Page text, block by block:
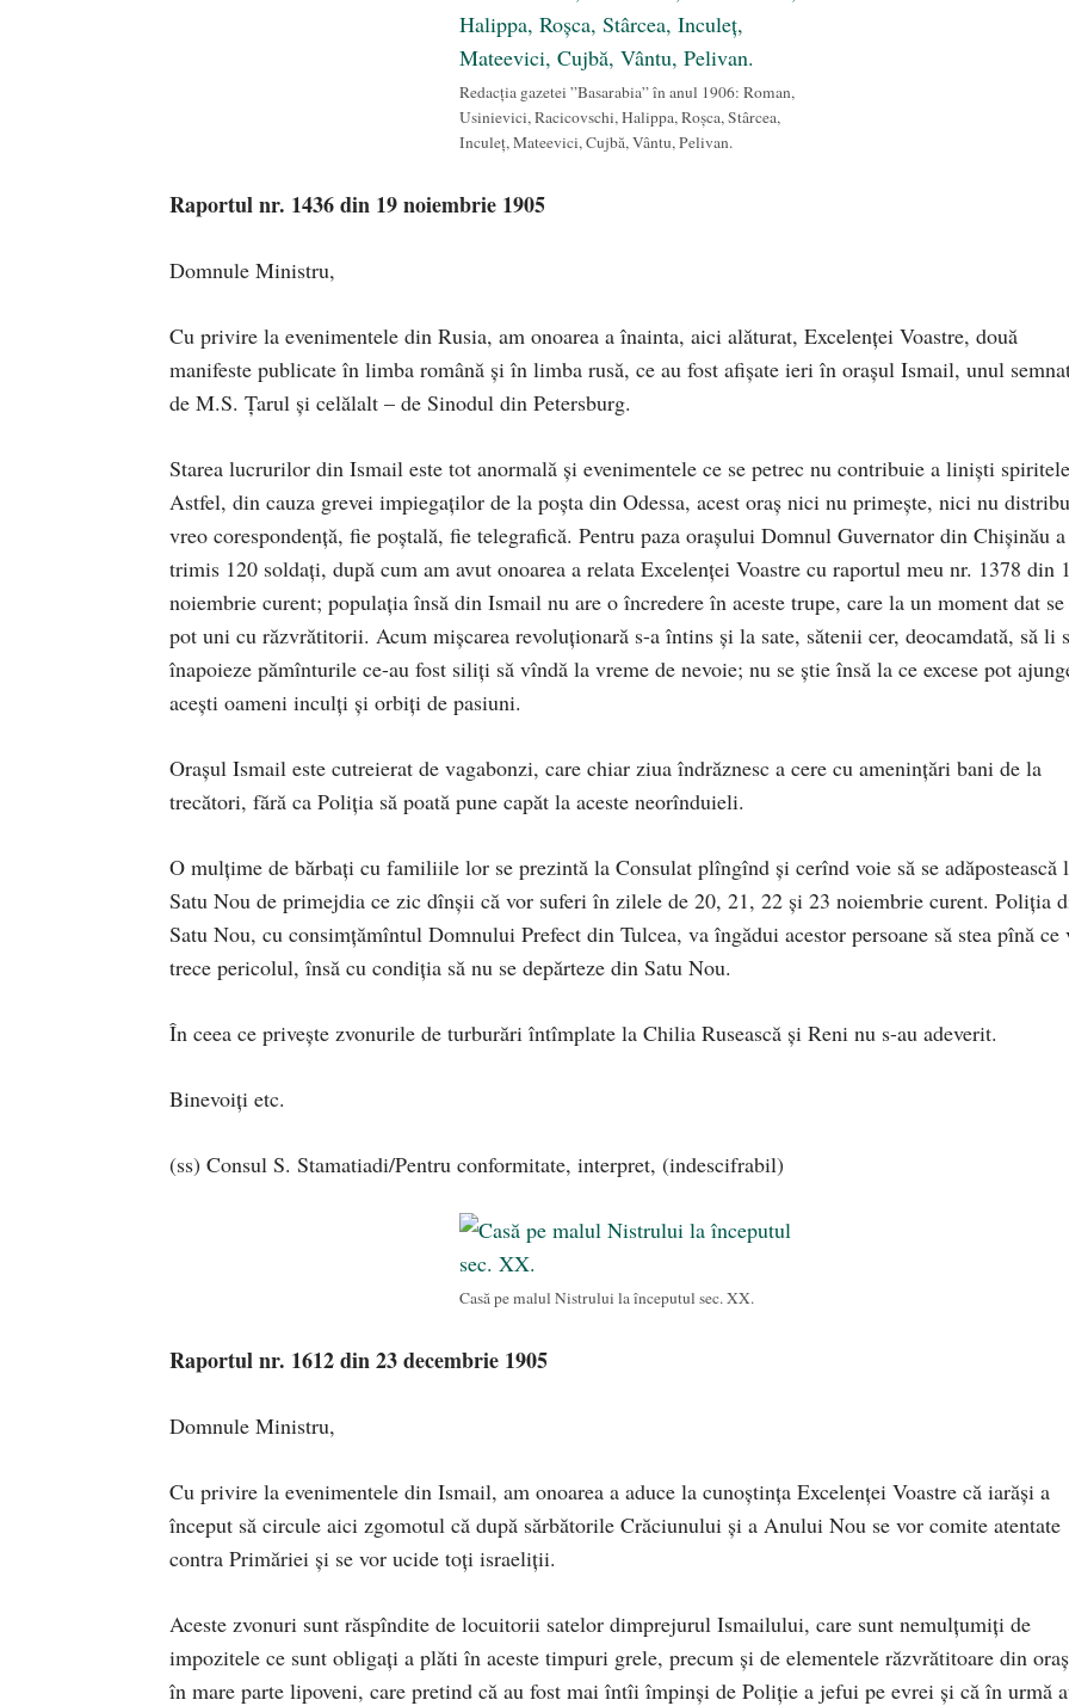
Redacția gazetei ”Basarabia” în anul 1906: Roman,
Usinievici, Racicovschi, Halippa, Roșca, Stârcea,
Inculeț, Mateevici, Cujbă, Vântu, Pelivan.
Raportul nr. 1436 din 19 noiembrie 1905
Domnule Ministru,
Cu privire la evenimentele din Rusia, am onoarea a înainta, aici alăturat, Excelenţei Voastre, două
manifeste publicate în limba română şi în limba rusă, ce au fost afişate ieri în oraşul Ismail, unul
de M.S. Ţarul şi celălalt – de Sinodul din Petersburg.
Starea lucrurilor din Ismail este tot anormală şi evenimentele ce se petrec nu contribuie a linişti
Astfel, din cauza grevei impiegaţilor de la poşta din Odessa, acest oraş nici nu primeşte, nici nu
vreo corespondenţă, fie poştală, fie telegrafică. Pentru paza oraşului Domnul Guvernator din Chişinău a
trimis 120 soldaţi, după cum am avut onoarea a relata Excelenţei Voastre cu raportul meu nr. 1378 din
noiembrie curent; populaţia însă din Ismail nu are o încredere în aceste trupe, care la un moment dat se
pot uni cu răzvrătitorii. Acum mişcarea revoluţionară s-a întins şi la sate, sătenii cer, deocamdată, să li
înapoieze pămînturile ce-au fost siliţi să vîndă la vreme de nevoie; nu se ştie însă la ce excese pot
aceşti oameni inculţi şi orbiţi de pasiuni.
Oraşul Ismail este cutreierat de vagabonzi, care chiar ziua îndrăznesc a cere cu ameninţări bani de la
trecători, fără ca Poliţia să poată pune capăt la aceste neorînduieli.
O mulţime de bărbaţi cu familiile lor se prezintă la Consulat plîngînd şi cerînd voie să se adăpostească
Satu Nou de primejdia ce zic dînşii că vor suferi în zilele de 20, 21, 22 şi 23 noiembrie curent. Poliţia
Satu Nou, cu consimţămîntul Domnului Prefect din Tulcea, va îngădui acestor persoane să stea pînă ce
trece pericolul, însă cu condiţia să nu se depărteze din Satu Nou.
În ceea ce priveşte zvonurile de turburări întîmplate la Chilia Rusească şi Reni nu s-au adeverit.
Binevoiţi etc.
(ss) Consul S. Stamatiadi/Pentru conformitate, interpret, (indescifrabil)
Casă pe malul Nistrului la începutul sec. XX.
Raportul nr. 1612 din 23 decembrie 1905
Domnule Ministru,
Cu privire la evenimentele din Ismail, am onoarea a aduce la cunoştinţa Excelenţei Voastre că iarăşi a
început să circule aici zgomotul că după sărbătorile Crăciunului şi a Anului Nou se vor comite atentate
contra Primăriei şi se vor ucide toţi israeliţii.
Aceste zvonuri sunt răspîndite de locuitorii satelor dimprejurul Ismailului, care sunt nemulţumiţi de
impozitele ce sunt obligaţi a plăti în aceste timpuri grele, precum şi de elementele răzvrătitoare din
în mare parte lipoveni, care pretind că au fost mai întîi împinşi de Poliţie a jefui pe evrei şi că în urmă